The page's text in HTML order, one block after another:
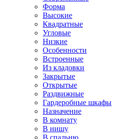
Форма
Высокие
Квадратные
Угловые
Низкие
Особенности
Встроенные
Из кладовки
Закрытые
Открытые
Раздвижные
Гардеробные шкафы
Назначение
В комнату
В нишу
В спальню